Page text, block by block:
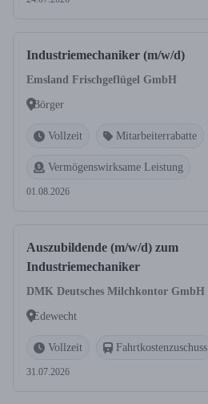
Industriemechaniker (m/w/d)
Emsland Frischgeflügel GmbH
Börger
Vollzeit Mitarbeiterrabatte
Vermögenswirksame Leistung
01.08.2026
Auszubildende (m/w/d) zum
Industriemechaniker
DMK Deutsches Milchkontor GmbH
Edewecht
Vollzeit Fahrtkostenzuschuss
31.07.2026